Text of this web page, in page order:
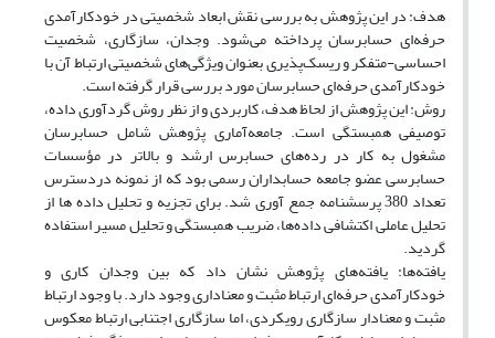
هدف: در این پژوهش به بررسی نقش ابعاد شخصیتی در خودکارآمدی
حرفه‌ای ‌حسابرسان پرداخته می‌شود. وجدان، سازگاری، شخصیت
احساسی-متفکر و ریسک‌پذیری بعنوان ویژگی‌های شخصیتی ارتباط آن با
خودکارآمدی حرفه‌ای حسابرسان مورد بررسی قرار گرفته است.
روش: این پژوهش از لحاظ هدف، کاربردی و از نظر روش گردآوری داده،
توصیفی همبستگی است. جامعه‌آماری پژوهش شامل حسابرسان
مشغول به کار در رده‌های حسابرس ارشد و بالاتر در مؤسسات
حسابرسی عضو جامعه حسابداران رسمی‌ بود که از نمونه دردسترس
تعداد 380 پرسشنامه جمع آوری شد. برای تجزیه و تحلیل داده ها از
تحلیل عاملی اکتشافی داده‌ها، ضریب همبستگی و تحلیل مسیر استفاده
گردید.
یافته‌ها: یافته‌های پژوهش نشان داد که بین وجدان کاری و
خودکارآمدی حرفه‌ای ارتباط مثبت و معناداری وجود دارد. با وجود ارتباط
مثبت و معنادار سازگاری رویکردی، اما سازگاری اجتنابی ارتباط معکوس